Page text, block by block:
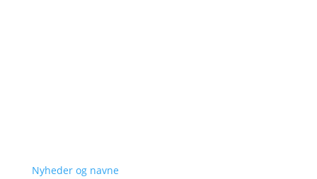
Nyheder og navne